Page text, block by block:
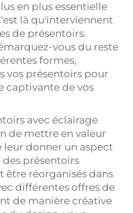
en plus essentielle
là qu'interviennent
de présentoirs.
vous du reste
formes,
vos présentoirs pour
captivante de vos
avec éclairage
de mettre en valeur
leur donner un aspect
présentoirs
être réorganisés dans
différentes offres de
de manière créative